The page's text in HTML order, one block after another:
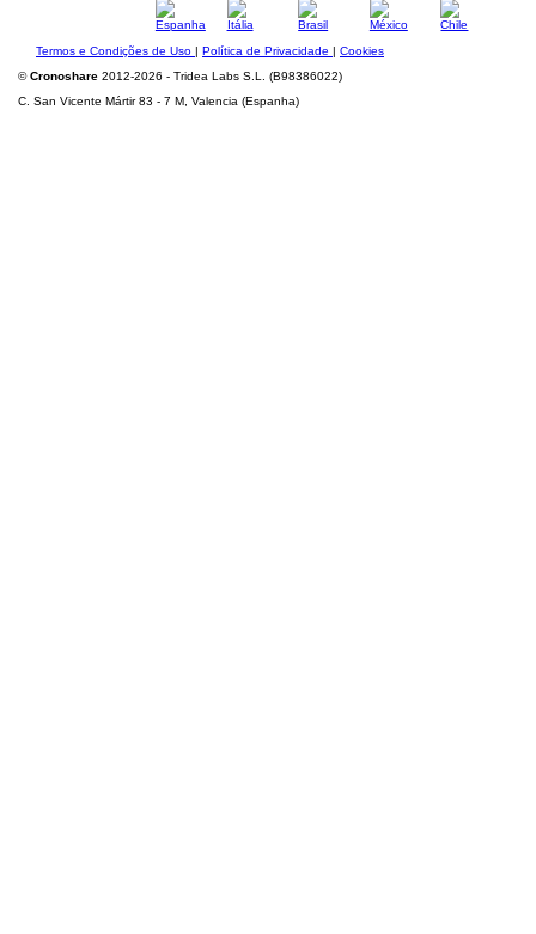
Termos e Condições de Uso | Política de Privacidade | Cookies
©Cronoshare 2012-2026 - Tridea Labs S.L. (B98386022)
C. San Vicente Mártir 83 - 7 M, Valencia (Espanha)